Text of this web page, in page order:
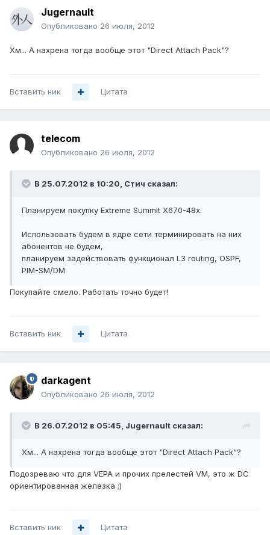
Jugernault
Опубликовано 26 июля, 2012
Хм... А нахрена тогда вообще этот "Direct Attach Pack"?
Вставить ник Цитата
telecom
Опубликовано 26 июля, 2012
В 25.07.2012 в 10:20, Стич сказал:
Планируем покупку Extreme Summit X670-48x.
Использовать будем в ядре сети терминировать на них
абонентов не будем,
планируем задействовать функционал L3 routing, OSPF,
PIM-SM/DM
Покупайте смело. Работать точно будет!
Вставить ник Цитата
darkagent
Опубликовано 26 июля, 2012
В 26.07.2012 в 05:45, Jugernault сказал:
Хм... А нахрена тогда вообще этот "Direct Attach Pack"?
Подозреваю что для VEPA и прочих прелестей VM, это ж DC
ориентированная железка ;)
Вставить ник Цитата